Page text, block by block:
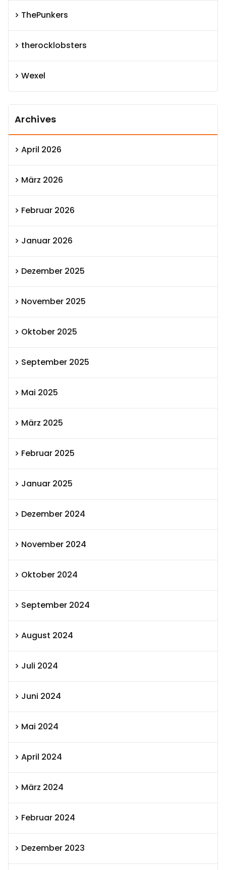
ThePunkers
therocklobsters
Wexel
Archives
April 2026
März 2026
Februar 2026
Januar 2026
Dezember 2025
November 2025
Oktober 2025
September 2025
Mai 2025
März 2025
Februar 2025
Januar 2025
Dezember 2024
November 2024
Oktober 2024
September 2024
August 2024
Juli 2024
Juni 2024
Mai 2024
April 2024
März 2024
Februar 2024
Dezember 2023